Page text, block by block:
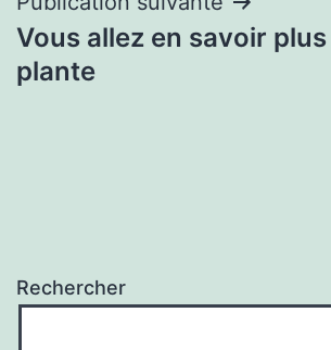
Vous allez en savoir
plante
Rechercher